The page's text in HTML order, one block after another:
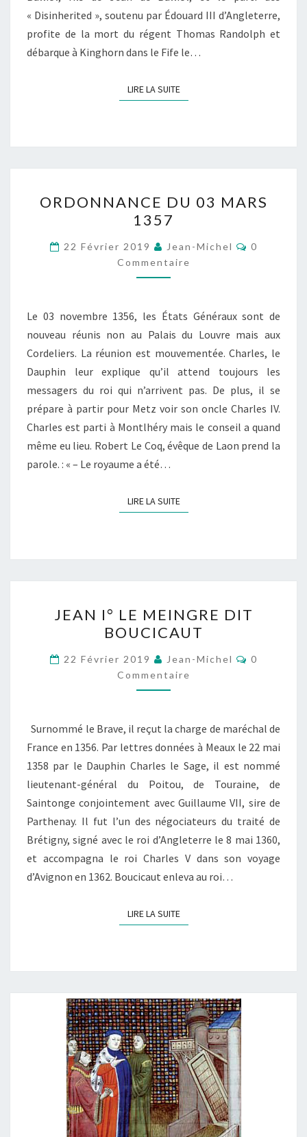
« Disinherited », soutenu par Édouard III d’Angleterre,
profite de la mort du régent Thomas Randolph et
débarque à Kinghorn dans le Fife le…
LIRE LA SUITELIRE LA SUITE
DU
03
MARS
1357
ORDONNANCE DU 03 MARS
1357
22 Février 2019 Jean-Michel
0
Commentaire
Le 03 novembre 1356, les États Généraux sont de
nouveau réunis non au Palais du Louvre mais aux
Cordeliers. La réunion est mouvementée. Charles, le
Dauphin leur explique qu’il attend toujours les
messagers du roi qui n’arrivent pas. De plus, il se
prépare à partir pour Metz voir son oncle Charles IV.
Charles est parti à Montlhéry mais le conseil a quand
même eu lieu. Robert Le Coq, évêque de Laon prend la
parole. : « – Le royaume a été…
LIRE LA SUITELIRE LA SUITE
I°
LE
MEINGRE
DIT
BOUCICAUT
JEAN I° LE MEINGRE DIT
BOUCICAUT
22 Février 2019 Jean-Michel
0
Commentaire
Surnommé le Brave, il reçut la charge de maréchal de
France en 1356. Par lettres données à Meaux le 22 mai
1358 par le Dauphin Charles le Sage, il est nommé
lieutenant-général du Poitou, de Touraine, de
Saintonge conjointement avec Guillaume VII, sire de
Parthenay. Il fut l’un des négociateurs du traité de
Brétigny, signé avec le roi d’Angleterre le 8 mai 1360,
et accompagna le roi Charles V dans son voyage
d’Avignon en 1362. Boucicaut enleva au roi…
LIRE LA SUITELIRE LA SUITE